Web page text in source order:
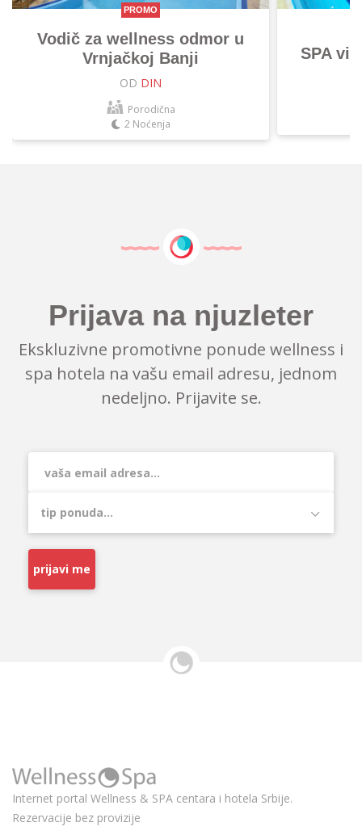
PROMO
Vodič za wellness odmor u
Vrnjačkoj Banji
OD DIN
Porodična
2 Noćenja
SPA
Prijava na njuzleter
Ekskluzivne promotivne ponude wellness i
spa hotela na vašu email adresu, jednom
nedeljno. Prijavite se.
prijavi me
Internet portal Wellness & SPA centara i hotela Srbije.
Rezervacije bez provizije